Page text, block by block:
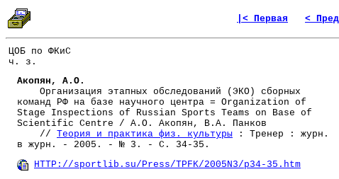
|< Первая <
ЦОБ по ФКиС
ч. з.
Акопян, А.О.
Организация этапных обследований (ЭКО) сборных
команд РФ на базе научного центра = Organization of
Stage Inspections of Russian Sports Teams on Base of
Scientific Centre / А.О. Акопян, В.А. Панков
// Теория и практика физ. культуры : Тренер : журн.
в журн. - 2005. - № 3. - С. 34-35.
HTTP://sportlib.su/Press/TPFK/2005N3/p34-35.htm